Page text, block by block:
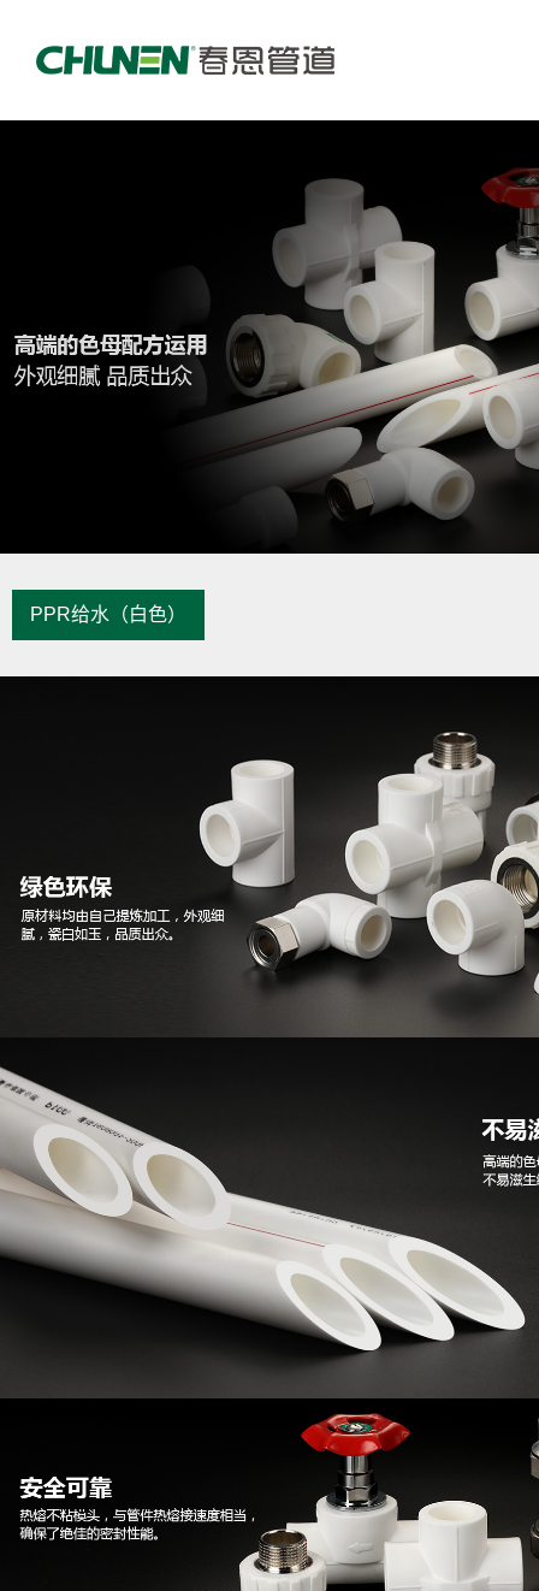
PPR给水（白色）